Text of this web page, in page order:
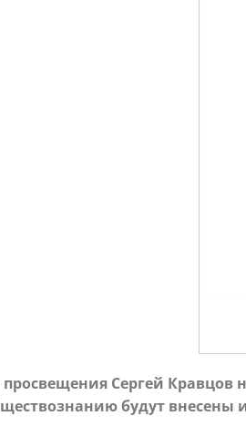
Сергей Кравцов
будут внесены